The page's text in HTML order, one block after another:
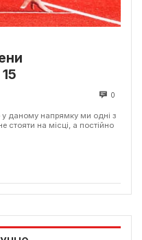
0
у даному напрямку ми одні з
стояти на місці, а постійно